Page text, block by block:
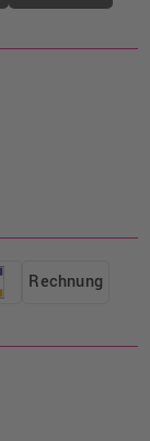
Rechnung